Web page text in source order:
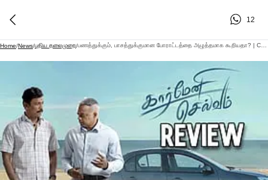
12
Home/News/புதிய தலைமுறை/